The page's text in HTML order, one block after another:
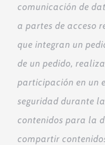
comunicación de
a partes de acceso
que integran un
de un pedido,
participación en un
seguridad durante
contenidos para la
compartir